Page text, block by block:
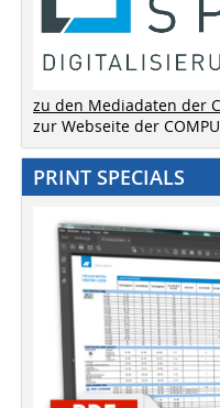
zu den Mediadaten der
zur Webseite der
PRINT SPECIALS